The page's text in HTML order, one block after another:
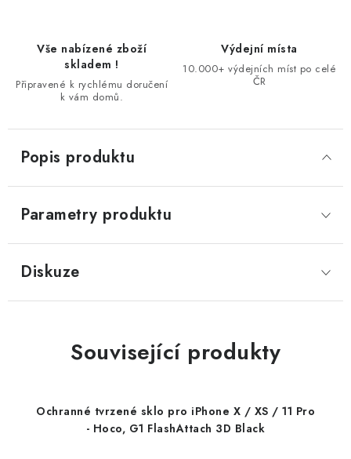
Vše nabízené zboží
skladem !
Připravené k rychlému doručení
k vám domů.
Výdejní místa
10.000+ výdejních míst po celé
ČR
Popis produktu
Parametry produktu
Diskuze
Související produkty
Ochranné tvrzené sklo pro iPhone X / XS / 11 Pro
- Hoco, G1 FlashAttach 3D Black